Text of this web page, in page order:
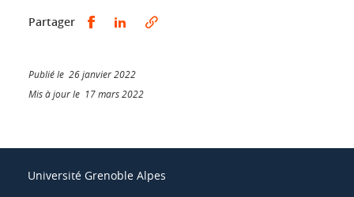
Partager Partager sur Facebook
Partager sur LinkedIn
Publié le 26 janvier 2022
Mis à jour le 17 mars 2022
Université Grenoble Alpes